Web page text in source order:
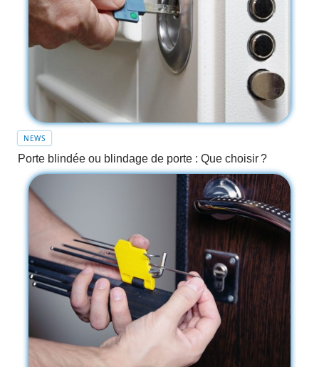
NEWS
Porte blindée ou blindage de porte : Que choisir ?